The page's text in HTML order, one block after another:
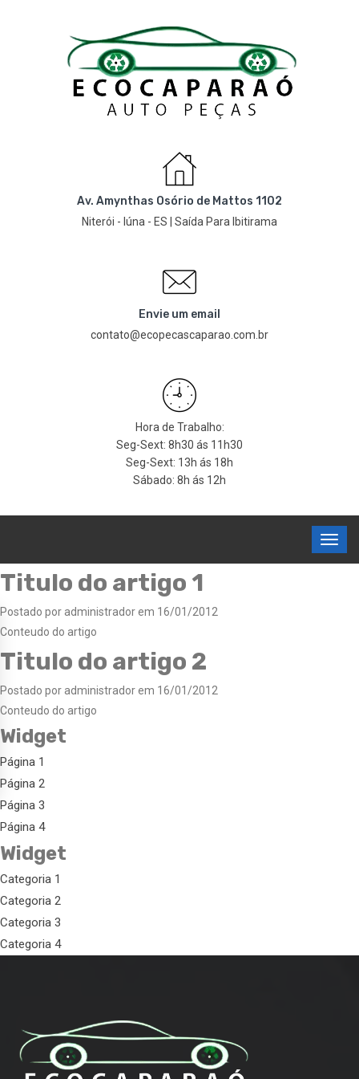
Av. Amynthas Osório de Mattos 1102
Niterói - Iúna - ES | Saída Para Ibitirama
Envie um email
contato@ecopecascaparao.com.br
Hora de Trabalho:
Seg-Sext: 8h30 ás 11h30
Seg-Sext: 13h ás 18h
Sábado: 8h ás 12h
Titulo do artigo 1
Postado por administrador em 16/01/2012
Conteudo do artigo
Titulo do artigo 2
Postado por administrador em 16/01/2012
Conteudo do artigo
Widget
Página 1
Página 2
Página 3
Página 4
Widget
Categoria 1
Categoria 2
Categoria 3
Categoria 4